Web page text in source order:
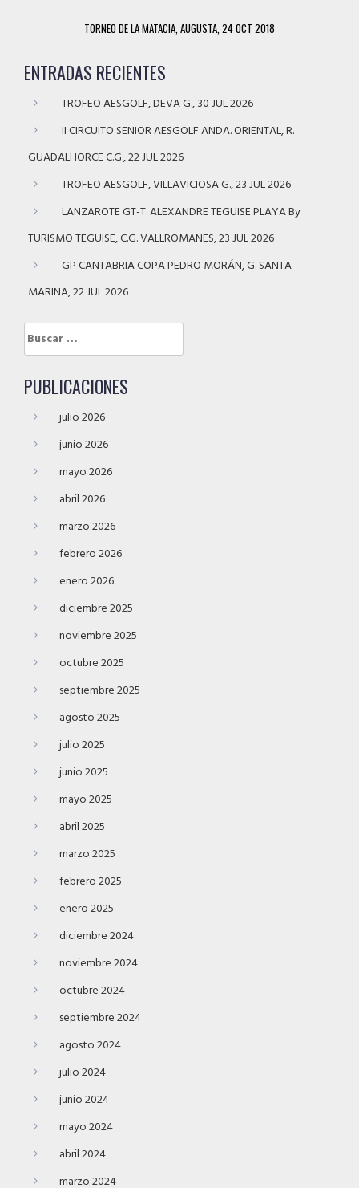
TORNEO DE LA MATACIA, AUGUSTA, 24 OCT 2018
ENTRADAS RECIENTES
TROFEO AESGOLF, DEVA G., 30 JUL 2026
II CIRCUITO SENIOR AESGOLF ANDA. ORIENTAL, R.
GUADALHORCE C.G., 22 JUL 2026
TROFEO AESGOLF, VILLAVICIOSA G., 23 JUL 2026
LANZAROTE GT-T. ALEXANDRE TEGUISE PLAYA By
TURISMO TEGUISE, C.G. VALLROMANES, 23 JUL 2026
GP CANTABRIA COPA PEDRO MORÁN, G. SANTA
MARINA, 22 JUL 2026
Buscar:
PUBLICACIONES
julio 2026
junio 2026
mayo 2026
abril 2026
marzo 2026
febrero 2026
enero 2026
diciembre 2025
noviembre 2025
octubre 2025
septiembre 2025
agosto 2025
julio 2025
junio 2025
mayo 2025
abril 2025
marzo 2025
febrero 2025
enero 2025
diciembre 2024
noviembre 2024
octubre 2024
septiembre 2024
agosto 2024
julio 2024
junio 2024
mayo 2024
abril 2024
marzo 2024